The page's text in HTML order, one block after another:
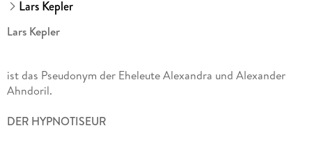
Lars Kepler
Lars Kepler
ist das Pseudonym der Eheleute Alexandra und Alexander
Ahndoril.
DER HYPNOTISEUR